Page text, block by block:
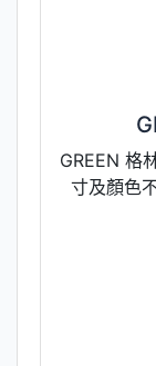
GREEN 格
寸及顏色